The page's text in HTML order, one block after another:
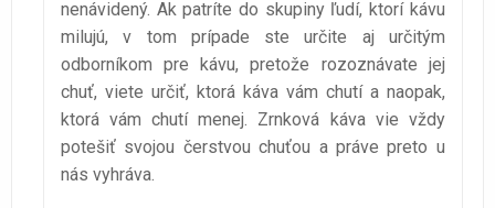
nenávidený. Ak patríte do skupiny ľudí, ktorí kávu
milujú, v tom prípade ste určite aj určitým
odborníkom pre kávu, pretože rozoznávate jej
chuť, viete určiť, ktorá káva vám chutí a naopak,
ktorá vám chutí menej. Zrnková káva vie vždy
potešiť svojou čerstvou chuťou a práve preto u
nás vyhráva.